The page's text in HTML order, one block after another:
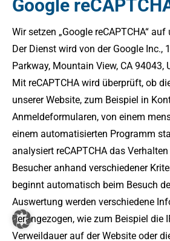
Google
Wir setzen „Google reCAPTCHA“
Der Dienst wird von der Google Inc.,
Parkway, Mountain View, CA 94043,
Mit reCAPTCHA wird überprüft, ob
unserer Website, zum Beispiel in
Anmeldeformularen, von einem
einem automatisierten Programm
analysiert reCAPTCHA das
Besucher anhand verschiedener
beginnt automatisch beim Besuch
Auswertung werden verschiedene
herangezogen, wie zum Beispiel die
Verweildauer auf der Website oder